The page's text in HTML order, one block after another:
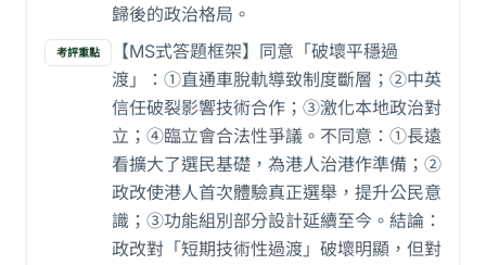
歸後的政治格局。
考評重點
【MS式答題框架】同意「破壞平穩過
渡」：①直通車脫軌導致制度斷層；②中英
信任破裂影響技術合作；③激化本地政治對
立；④臨立會合法性爭議。不同意：①長遠
看擴大了選民基礎，為港人治港作準備；②
政改使港人首次體驗真正選舉，提升公民意
識；③功能組別部分設計延續至今。結論：
政改對「短期技術性過渡」破壞明顯，但對